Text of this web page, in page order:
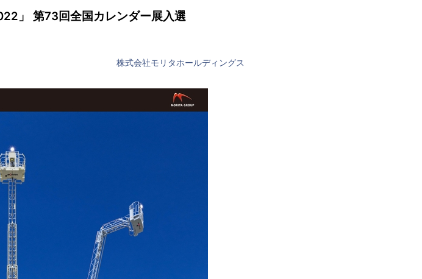
」 第73回全国カレンダー展入選
株式会社モリタホールディングス